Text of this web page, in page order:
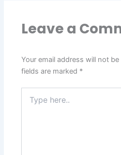
Leave a
Your email address will not
fields are marked *
here..